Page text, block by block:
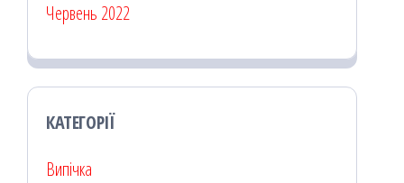
Червень 2022
КАТЕГОРІЇ
Випічка